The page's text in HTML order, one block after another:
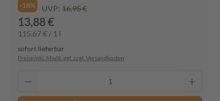
-18% UVP: 16,95 €
13,88 €
115,67 € / 1 l
sofort lieferbar
Preise inkl. MwSt. ggf. zzgl. Versandkosten